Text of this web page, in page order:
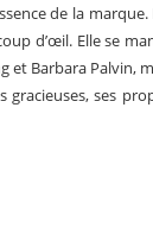
de la
d’œil. Elle se
et Barbara Palvin,
gracieuses, ses